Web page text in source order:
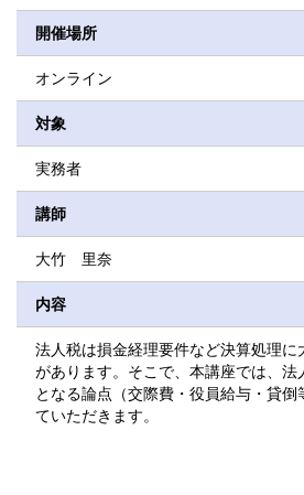
開催場所
オンライン
対象
実務者
講師
大竹 里奈
内容
法人税は損金経理要件など決算処理に
があります。そこで、本講座では、法
となる論点（交際費・役員給与・貸倒
ていただきます。